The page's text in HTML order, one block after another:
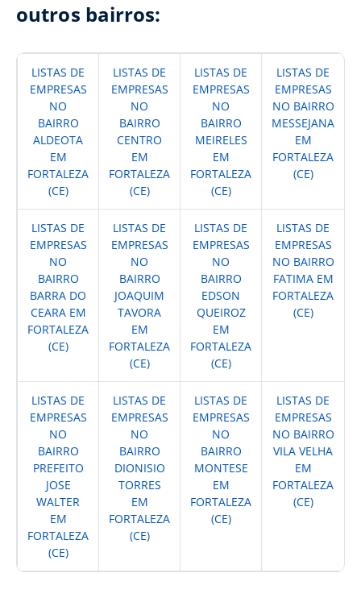
outros bairros:
LISTAS DE
EMPRESAS
NO
BAIRRO
ALDEOTA
EM
FORTALEZA
(CE)
LISTAS DE
EMPRESAS
NO
BAIRRO
CENTRO
EM
FORTALEZA
(CE)
LISTAS DE
EMPRESAS
NO
BAIRRO
MEIRELES
EM
FORTALEZA
(CE)
LISTAS DE
EMPRESAS
NO BAIRRO
MESSEJANA
EM
FORTALEZA
(CE)
LISTAS DE
EMPRESAS
NO
BAIRRO
BARRA DO
CEARA EM
FORTALEZA
(CE)
LISTAS DE
EMPRESAS
NO
BAIRRO
JOAQUIM
TAVORA
EM
FORTALEZA
(CE)
LISTAS DE
EMPRESAS
NO
BAIRRO
EDSON
QUEIROZ
EM
FORTALEZA
(CE)
LISTAS DE
EMPRESAS
NO BAIRRO
FATIMA EM
FORTALEZA
(CE)
LISTAS DE
EMPRESAS
NO
BAIRRO
PREFEITO
JOSE
WALTER
EM
FORTALEZA
(CE)
LISTAS DE
EMPRESAS
NO
BAIRRO
DIONISIO
TORRES
EM
FORTALEZA
(CE)
LISTAS DE
EMPRESAS
NO
BAIRRO
MONTESE
EM
FORTALEZA
(CE)
LISTAS DE
EMPRESAS
NO BAIRRO
VILA VELHA
EM
FORTALEZA
(CE)